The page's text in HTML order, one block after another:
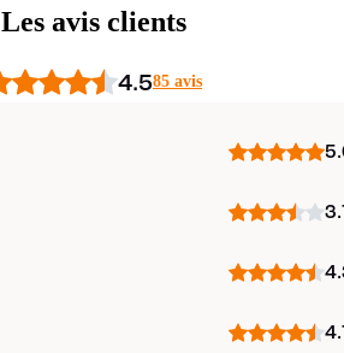
Les avis clients
4.585 avis